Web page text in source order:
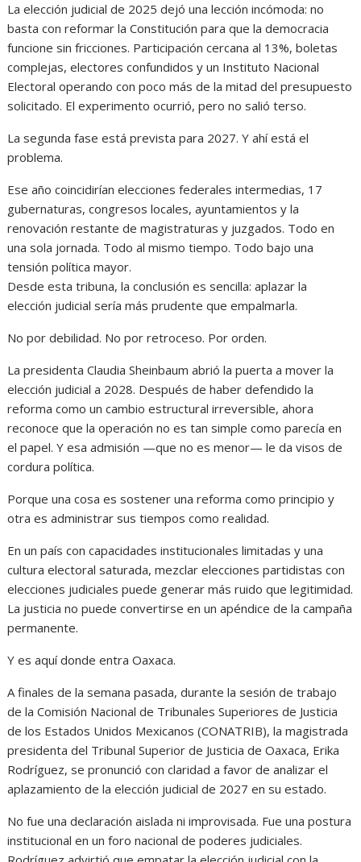
La elección judicial de 2025 dejó una lección incómoda: no
basta con reformar la Constitución para que la democracia
funcione sin fricciones. Participación cercana al 13%, boletas
complejas, electores confundidos y un Instituto Nacional
Electoral operando con poco más de la mitad del presupuesto
solicitado. El experimento ocurrió, pero no salió terso.
La segunda fase está prevista para 2027. Y ahí está el
problema.
Ese año coincidirían elecciones federales intermedias, 17
gubernaturas, congresos locales, ayuntamientos y la
renovación restante de magistraturas y juzgados. Todo en
una sola jornada. Todo al mismo tiempo. Todo bajo una
tensión política mayor.
Desde esta tribuna, la conclusión es sencilla: aplazar la
elección judicial sería más prudente que empalmarla.
No por debilidad. No por retroceso. Por orden.
La presidenta Claudia Sheinbaum abrió la puerta a mover la
elección judicial a 2028. Después de haber defendido la
reforma como un cambio estructural irreversible, ahora
reconoce que la operación no es tan simple como parecía en
el papel. Y esa admisión —que no es menor— le da visos de
cordura política.
Porque una cosa es sostener una reforma como principio y
otra es administrar sus tiempos como realidad.
En un país con capacidades institucionales limitadas y una
cultura electoral saturada, mezclar elecciones partidistas con
elecciones judiciales puede generar más ruido que legitimidad.
La justicia no puede convertirse en un apéndice de la campaña
permanente.
Y es aquí donde entra Oaxaca.
A finales de la semana pasada, durante la sesión de trabajo
de la Comisión Nacional de Tribunales Superiores de Justicia
de los Estados Unidos Mexicanos (CONATRIB), la magistrada
presidenta del Tribunal Superior de Justicia de Oaxaca, Erika
Rodríguez, se pronunció con claridad a favor de analizar el
aplazamiento de la elección judicial de 2027 en su estado.
No fue una declaración aislada ni improvisada. Fue una postura
institucional en un foro nacional de poderes judiciales.